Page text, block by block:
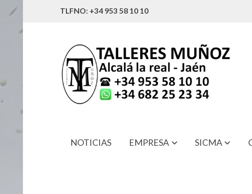
TLFNO: +34 953 58 10 10
NOTICIAS EMPRESA SICMA
089103 CABLE EMBRAGUE VOLKSWAGEN